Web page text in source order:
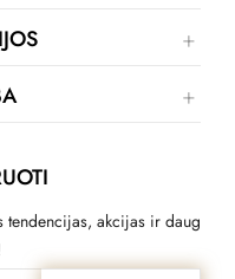
tendencijas, akcijas ir daug